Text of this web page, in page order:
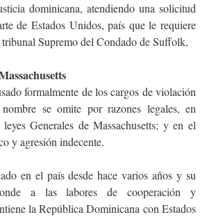
dominicana, atendiendo una solicitud
de Estados Unidos, país que le requiere
tribunal Supremo del Condado de Suffolk,
formalmente de los cargos de violación
se omite por razones legales, en
Generales de Massachusetts; y en el
y agresión indecente.
en el país desde hace varios años y su
a las labores de cooperación y
la República Dominicana con Estados